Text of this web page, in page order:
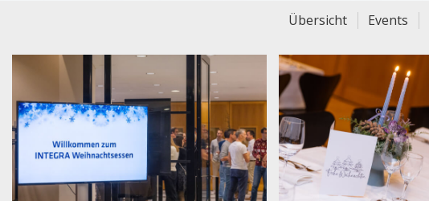
Übersicht Events